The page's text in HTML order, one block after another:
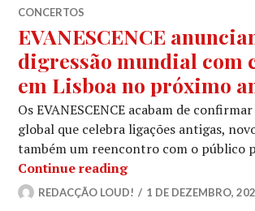
CONCERTOS
EVANESCENCE
digressão mundial com
em Lisboa no próximo
Os EVANESCENCE acabam de
global que celebra ligações antigas,
também um reencontro com o público
Continue readingEVANESCENCE
REDACÇÃO LOUD! 1 DE DEZEMBRO,